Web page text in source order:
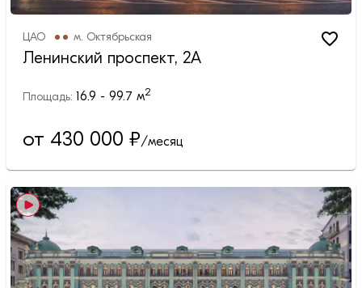
ЦАО м. Октябрьская
Ленинский проспект, 2А
Площадь: 16.9 - 99.7 м2
от 430 000 ₽/месяц